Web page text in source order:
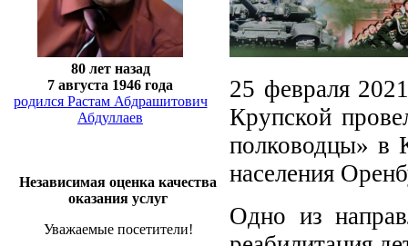
80 лет назад
7 августа 1946 года
родился Растам Абдрашитович
Абдуллаев
Независимая оценка качества
оказания услуг
Уважаемые посетители!
25 февраля
Крупской
полководцы» в
населения
Одно из